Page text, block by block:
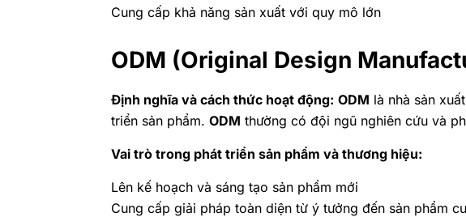
Cung cấp khả năng sản xuất với quy mô lớn
ODM (Original Design
Định nghĩa và cách thức hoạt động: ODM là nhà sản
triển sản phẩm. ODM thường có đội ngũ nghiên cứu và
Vai trò trong phát triển sản phẩm và thương hiệu:
Lên kế hoạch và sáng tạo sản phẩm mới
Cung cấp giải pháp toàn diện từ ý tưởng đến sản phẩm